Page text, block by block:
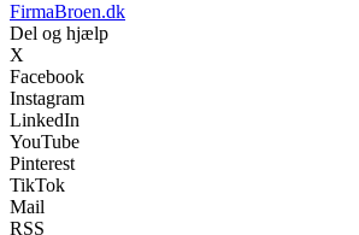
FirmaBroen.dk
Del og hjælp
X
Facebook
Instagram
LinkedIn
YouTube
Pinterest
TikTok
Mail
RSS